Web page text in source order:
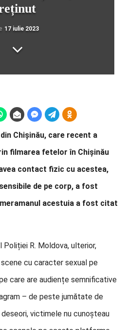
17 iulie 2023
Chișinău, care recent a
filmarea fetelor în Chișinău
contact fizic cu acestea,
de pe corp, a fost
acestuia a fost citat
R. Moldova, ulterior,
cu caracter sexual pe
care are audiențe semnificative
– de peste jumătate de
victimele nu cunoșteau